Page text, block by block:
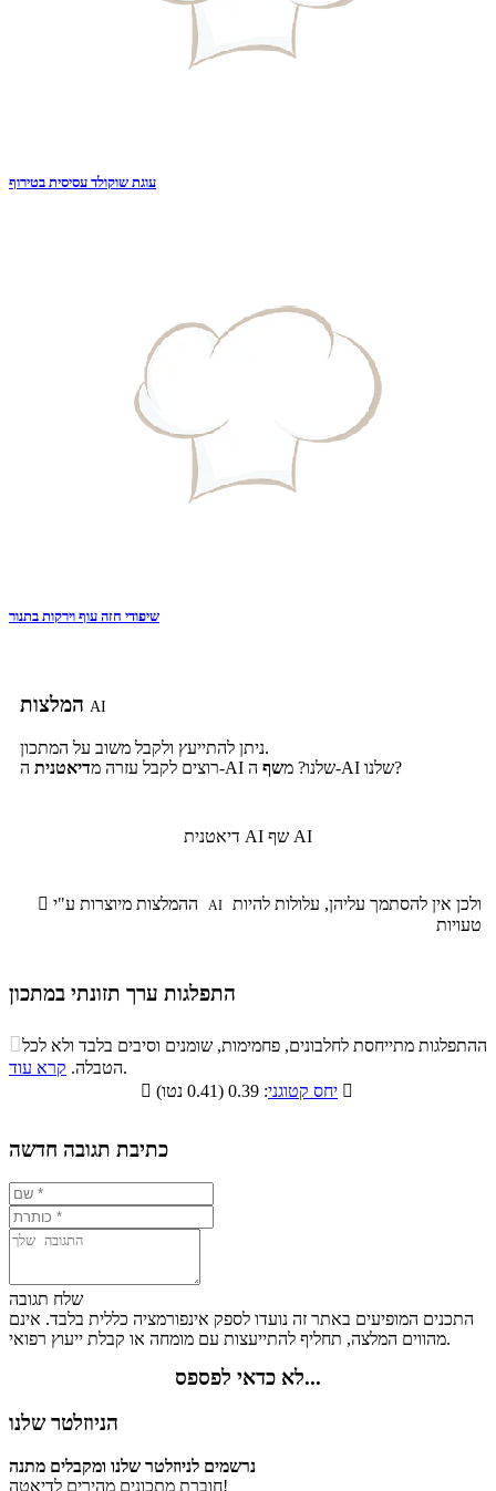
עוגת שוקולד עסיסית בטירוף
שיפודי חזה עוף וירקות בתנור
AI
ניתן להתייעץ ולקבל משוב על המתכון.
רוצים לקבל עזרה מדיאטנית ה-AI שלנו? משף ה-AI שלנו?
דיאטנית AI שף AI
 AI
טעויות
התפלגות ערך תזונתי במתכון
התפלגות ערך תזונתי במתכון
סיבים
תזונתיים
שומנים חלבונים
8.6%
ההתפלגות מתייחסת לחלבונים, פחמימות, שומנים וסיבים בלבד ולא לכל
הטבלה. קרא עוד
.

יחס קטוגני 
כתיבת תגובה חדשה
שלח תגובה
התכנים המופיעים באתר זה נועדו לספק אינפורמציה כללית בלבד. אינם
מהווים המלצה, תחליף להתייעצות עם מומחה או קבלת ייעוץ רפואי.
לא כדאי לפספס...
הניוזלטר שלנו
נרשמים לניוזלטר שלנו ומקבלים מתנה
חוברת מתכונים מהירים לדיאטה!